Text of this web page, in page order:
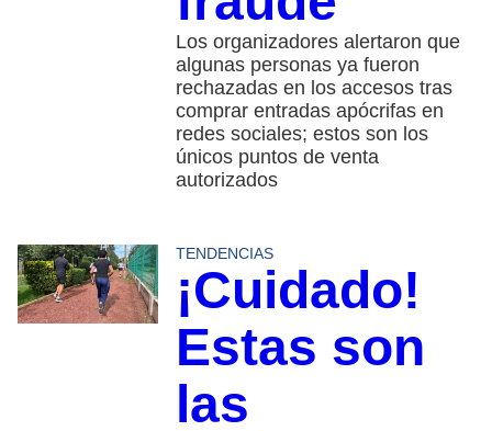
Los organizadores alertaron que
algunas personas ya fueron
rechazadas en los accesos tras
comprar entradas apócrifas en
redes sociales; estos son los
únicos puntos de venta
autorizados
TENDENCIAS
¡Cuidado!
Estas son
las